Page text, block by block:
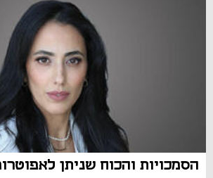
הסמכויות והכוח שניתן